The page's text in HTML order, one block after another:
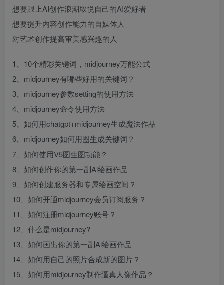
想要跟上AI创作浪潮取悦自己的AI爱好者
想要提升内容创作能力的自媒体人
对艺术创作提高审美感兴趣的人
1、10个精彩关键词，midjourney万能公式
2、midjourney有哪些好用的关键词？
3、midjourney参数setting的使用方法
4、midjourney命令使用方法
5、如何用chatgpt+midjourney生成魔法作品
6、midjourney如何用图生成关键词？
7、如何使用V5图生图功能？
8、如何创作你的第一副Ai绘画作品
9、如何创建服务器和专属绘画空间？
10、如何开通midjourney会员订阅服务？
11、如何注册midjourney账号？
12、什么是midjourney?
13、如何画出你的第一副Ai绘画作品
14、如何用自己的照片合成新的图片？
15、如何用midjourney制作逼真人像作品？